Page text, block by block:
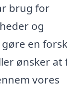
brug for
og
en
ønsker at
vores